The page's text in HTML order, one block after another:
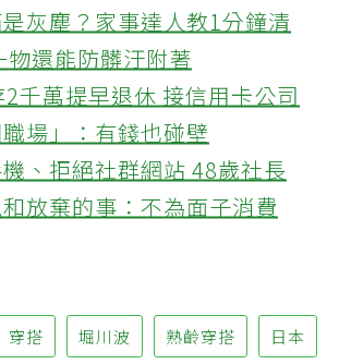
灰塵？家事達人教1分鐘清
物還能防髒汙附著
千萬提早退休 接信用卡公司
場」：有錢也碰壁
、拒絕社群網站 48歲社長
放棄的事：不為面子消費
穿搭 堀川波 熟齡穿搭 日本